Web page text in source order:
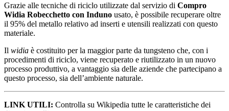
Grazie alle tecniche di riciclo utilizzate dal servizio di Compro
Widia Robecchetto con Induno usato, è possibile recuperare oltre
il 95% del metallo relativo ad inserti e utensili realizzati con questo
materiale.
Il widia è costituito per la maggior parte da tungsteno che, con i
procedimenti di riciclo, viene recuperato e riutilizzato in un nuovo
processo produttivo, a vantaggio sia delle aziende che partecipano a
questo processo, sia dell’ambiente naturale.
LINK UTILI: Controlla su Wikipedia tutte le caratteristiche dei